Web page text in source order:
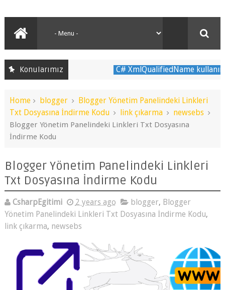
Konularımız C# XmlQualifiedName kullanımı C#
Home blogger
Blogger Yönetim Panelindeki Linkleri Txt
Dosyasına İndirme Kodu
link çıkarma newsebs
Blogger
Yönetim Panelindeki Linkleri Txt Dosyasına İndirme Kodu
Txt Dosyasına İndirme Kodu
CsharpEgitimi 2 years ago blogger,Blogger Yönetim